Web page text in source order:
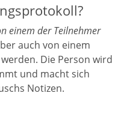
einem der Teilnehmer
auch von einem
Die Person wird
und macht sich
Notizen.